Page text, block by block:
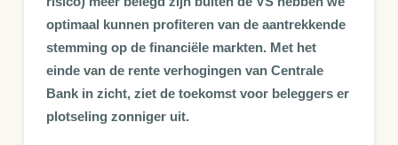
optimaal kunnen profiteren van de aantrekkende
stemming op de financiële markten. Met het
einde van de rente verhogingen van Centrale
Bank in zicht, ziet de toekomst voor beleggers er
plotseling zonniger uit.